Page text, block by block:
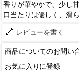
香りが華やかで、少し
口当たりは優しく、滑ら
レビューを書く
商品についてのお問い
お気に入りに登録